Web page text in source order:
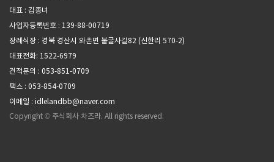
대표 : 김종녀
사업자등록번호 : 139-88-00719
장례식장 : 경북 경산시 와촌면 불굴사길82 (신한리 570-2)
대표전화: 1522-6979
견적문의 : 053-851-0709
팩스 : 053-854-0709
이메일 : idlelandbb@naver.com
Copyright © 주식회사 차즈라. All rights reserved.